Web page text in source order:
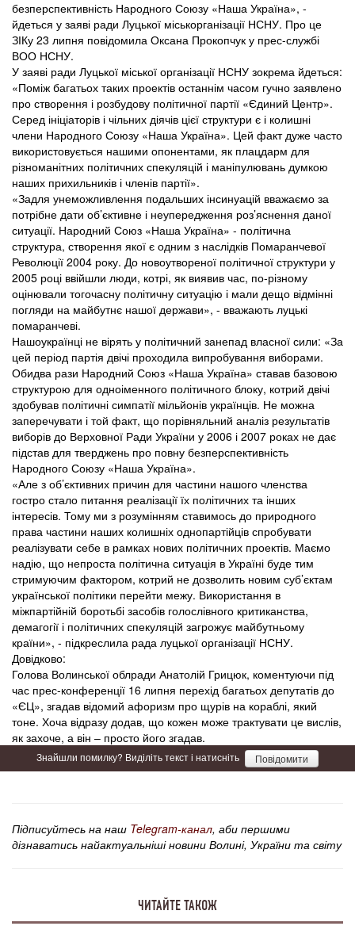
безперспективність Народного Союзу «Наша Україна», -
йдеться у заяві ради Луцької міськорганізації НСНУ. Про це
ЗІКу 23 липня повідомила Оксана Прокопчук у прес-службі
ВОО НСНУ.
У заяві ради Луцької міської організації НСНУ зокрема йдеться:
«Поміж багатьох таких проектів останнім часом гучно заявлено
про створення і розбудову політичної партії «Єдиний Центр».
Серед ініціаторів і чільних діячів цієї структури є і колишні
члени Народного Союзу «Наша Україна». Цей факт дуже часто
використовується нашими опонентами, як плацдарм для
різноманітних політичних спекуляцій і маніпулювань думкою
наших прихильників і членів партії».
«Задля унеможливлення подальших інсинуацій вважаємо за
потрібне дати об’єктивне і неупередження роз’яснення даної
ситуації. Народний Союз «Наша Україна» - політична
структура, створення якої є одним з наслідків Помаранчевої
Революції 2004 року. До новоутвореної політичної структури у
2005 році ввійшли люди, котрі, як виявив час, по-різному
оцінювали тогочасну політичну ситуацію і мали дещо відмінні
погляди на майбутнє нашої держави», - вважають луцькі
помаранчеві.
Нашоукраїнці не вірять у політичний занепад власної сили: «За
цей період партія двічі проходила випробування виборами.
Обидва рази Народний Союз «Наша Україна» ставав базовою
структурою для одноіменного політичного блоку, котрий двічі
здобував політичні симпатії мільйонів українців. Не можна
заперечувати і той факт, що порівняльний аналіз результатів
виборів до Верховної Ради України у 2006 і 2007 роках не дає
підстав для тверджень про повну безперспективність
Народного Союзу «Наша Україна».
«Але з об’єктивних причин для частини нашого членства
гостро стало питання реалізації їх політичних та інших
інтересів. Тому ми з розумінням ставимось до природного
права частини наших колишніх однопартійців спробувати
реалізувати себе в рамках нових політичних проектів. Маємо
надію, що непроста політична ситуація в Україні буде тим
стримуючим фактором, котрий не дозволить новим суб’єктам
української політики перейти межу. Використання в
міжпартійній боротьбі засобів голослівного критиканства,
демагогії і політичних спекуляцій загрожує майбутньому
країни», - підкреслила рада луцької організації НСНУ.
Довідково:
Голова Волинської облради Анатолій Грицюк, коментуючи під
час прес-конференції 16 липня перехід багатьох депутатів до
«ЄЦ», згадав відомий афоризм про щурів на кораблі, який
тоне. Хоча відразу додав, що кожен може трактувати це вислів,
як захоче, а він – просто його згадав.
Знайшли помилку? Виділіть текст і натисніть Повідомити
Підписуйтесь на наш Telegram-канал, аби першими
дізнаватись найактуальніші новини Волині, України та світу
ЧИТАЙТЕ ТАКОЖ